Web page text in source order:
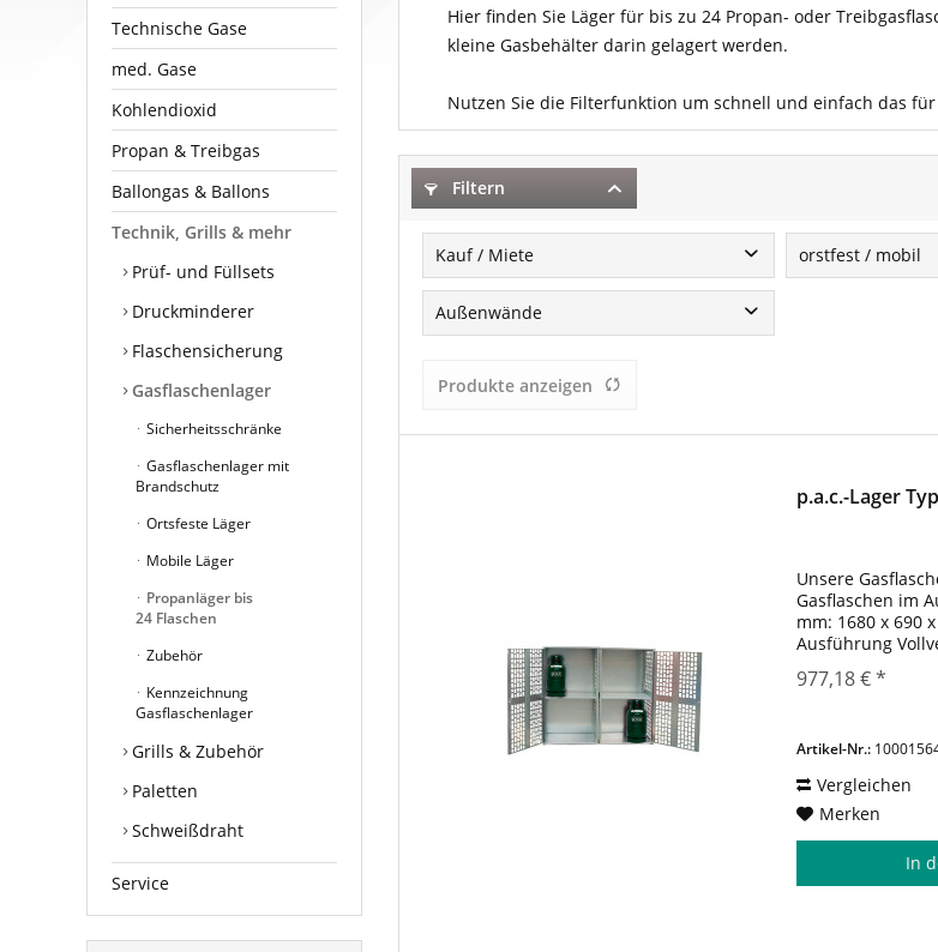
Technische Gase
med. Gase
Kohlendioxid
Propan & Treibgas
Ballongas & Ballons
Technik, Grills & mehr
Prüf- und Füllsets
Druckminderer
Flaschensicherung
Gasflaschenlager
Sicherheitsschränke
Gasflaschenlager mit
Brandschutz
Ortsfeste Läger
Mobile Läger
Propanläger bis
24 Flaschen
Zubehör
Kennzeichnung
Gasflaschenlager
Grills & Zubehör
Paletten
Schweißdraht
Service
Hier finden Sie Läger für bis zu 24 Propan- oder
kleine Gasbehälter darin gelagert werden.
Nutzen Sie die Filterfunktion um schnell und einfach das
Filtern
Kauf / Miete
Kauf
Miete
orstfest / mobil
Außenwände
luftdurchlässig
Produkte anzeigen
p.a.c.-Lager
Unsere
Gasflaschen im
mm: 1680 x 690
Ausführung
Lagerbox...
977,18 € *
Artikel-Nr.:
Vergleichen
Merken
In